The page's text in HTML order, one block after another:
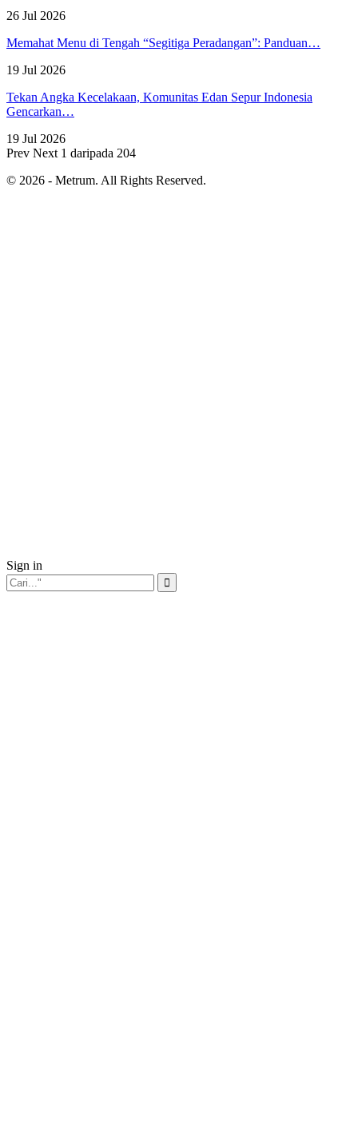
26 Jul 2026
Memahat Menu di Tengah “Segitiga Peradangan”: Panduan…
19 Jul 2026
Tekan Angka Kecelakaan, Komunitas Edan Sepur Indonesia
Gencarkan…
19 Jul 2026
Prev Next 1 daripada 204
© 2026 - Metrum. All Rights Reserved.
Sign in